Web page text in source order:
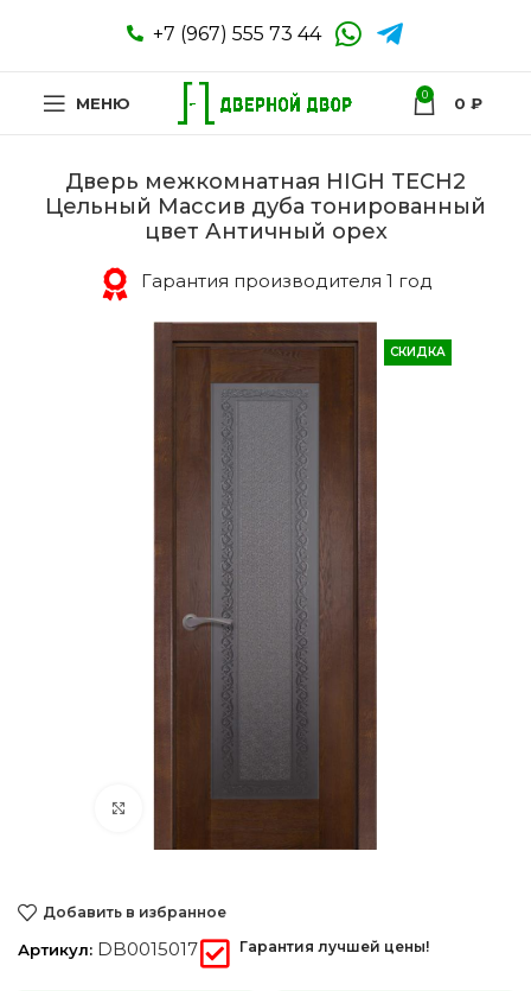
+7 (967) 555 73 44
МЕНЮ 0 0 ₽
Дверь межкомнатная HIGH TECH2
Цельный Массив дуба тонированный
цвет Античный орех
Гарантия производителя 1 год
СКИДКА
Добавить в избранное
Артикул: DB0015017 Гарантия лучшей цены!